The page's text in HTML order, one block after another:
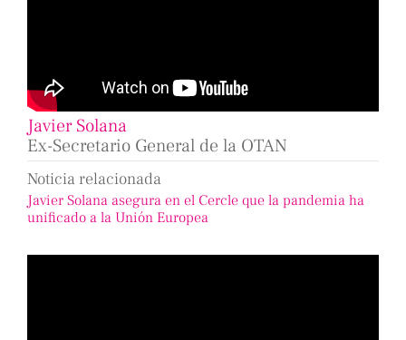
Javier Solana
Ex-Secretario General de la OTAN
Noticia relacionada
Javier Solana asegura en el Cercle que la pandemia ha
unificado a la Unión Europea